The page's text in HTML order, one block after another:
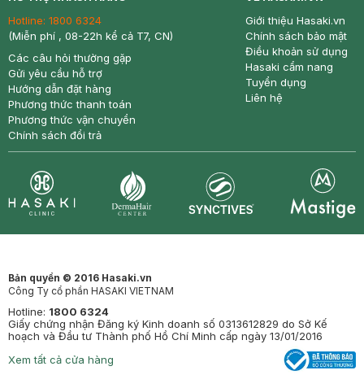
Hotline: 1800 6324
(Miễn phí , 08-22h kể cả T7, CN)
Các câu hỏi thường gặp
Gửi yêu cầu hỗ trợ
Hướng dẫn đặt hàng
Phương thức thanh toán
Phương thức vận chuyển
Chính sách đổi trả
Giới thiệu Hasaki.vn
Chính sách bảo mật
Điều khoản sử dụng
Hasaki cẩm nang
Tuyển dụng
Liên hệ
Bản quyền © 2016 Hasaki.vn
Công Ty cổ phần HASAKI VIETNAM
Hotline: 1800 6324
Giấy chứng nhận Đăng ký Kinh doanh số 0313612829 do Sở Kế
hoạch và Đầu tư Thành phố Hồ Chí Minh cấp ngày 13/01/2016
Xem tất cả cửa hàng